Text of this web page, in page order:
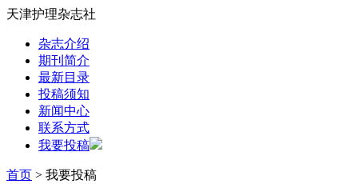
天津护理杂志社
杂志介绍
期刊简介
最新目录
投稿须知
新闻中心
联系方式
我要投稿
首页 > 我要投稿